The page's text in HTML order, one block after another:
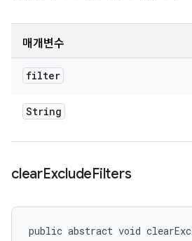
매개변수
filter
String
clearExcludeFilters
public abstract void